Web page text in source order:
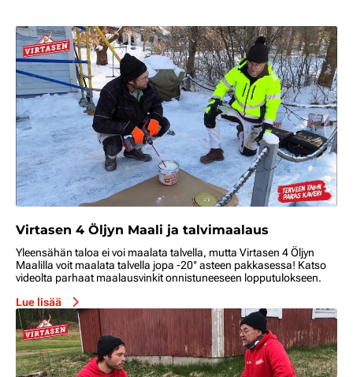
Virtasen 4 Öljyn Maali ja talvimaalaus
Yleensähän taloa ei voi maalata talvella, mutta Virtasen 4 Öljyn
Maalilla voit maalata talvella jopa -20° asteen pakkasessa! Katso
videolta parhaat maalausvinkit onnistuneeseen lopputulokseen.
Lue lisää